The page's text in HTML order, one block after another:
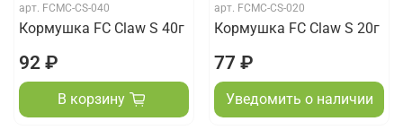
арт. FCMC-CS-040
Кормушка FC Claw S 40г
92 ₽
В корзину
арт. FCMC-CS-020
Кормушка FC Claw S 20г
77 ₽
Уведомить о наличии